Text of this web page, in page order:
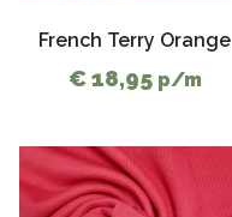
French Terry Orange
€ 18,95 p/m